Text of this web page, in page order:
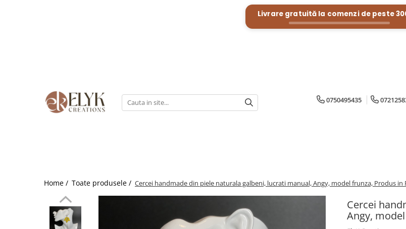
Livrare gratuită la comenzi de peste
0750495435
Home / Toate produsele / Cercei handmade din piele naturala galbeni, lucrati manual, Angy, model frunza, Produs in
Cercei
Angy,